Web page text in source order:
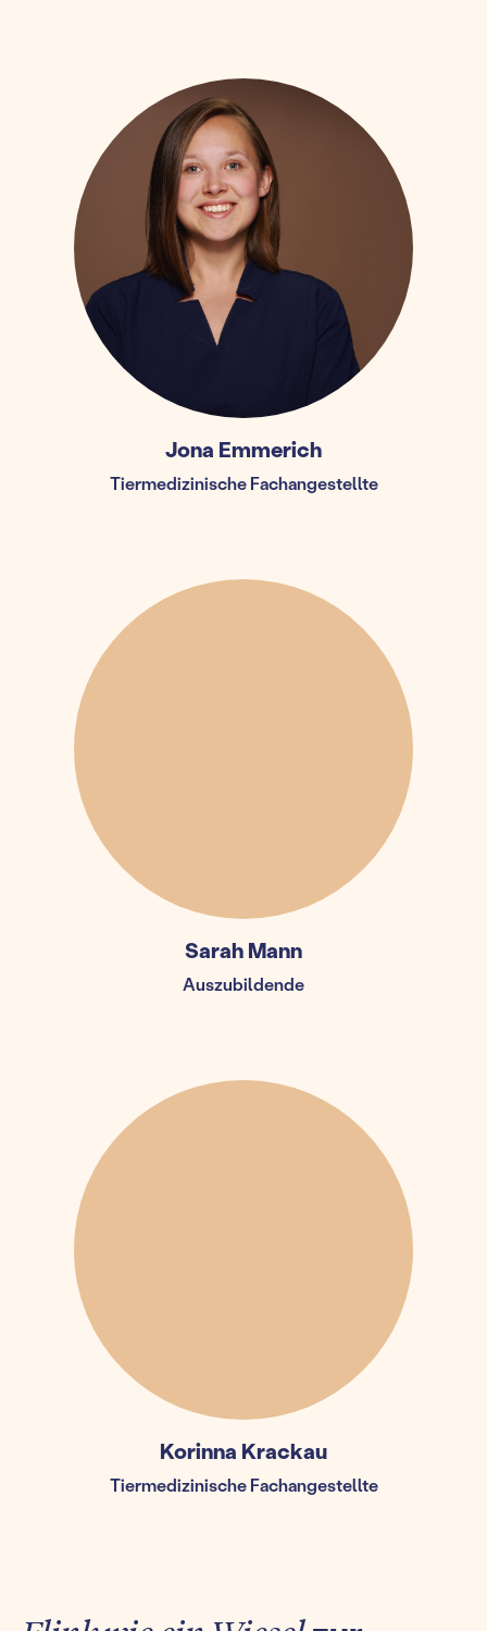
Jona Emmerich
Tiermedizinische Fachangestellte
Sarah Mann
Auszubildende
Korinna Krackau
Tiermedizinische Fachangestellte